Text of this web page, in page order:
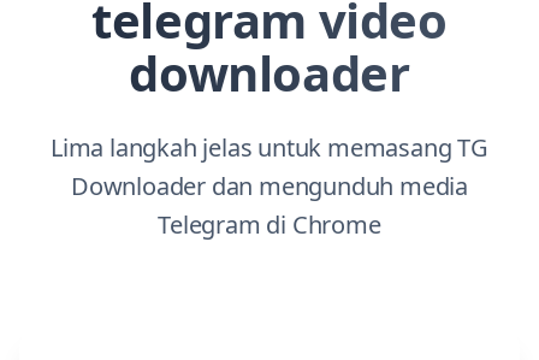
telegram video
downloader
Lima langkah jelas untuk memasang TG
Downloader dan mengunduh media
Telegram di Chrome